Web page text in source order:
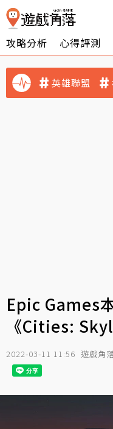
攻略分析 心得評測
英雄聯盟
Epic Games
《Cities:
2022-03-11 11:56 遊戲角